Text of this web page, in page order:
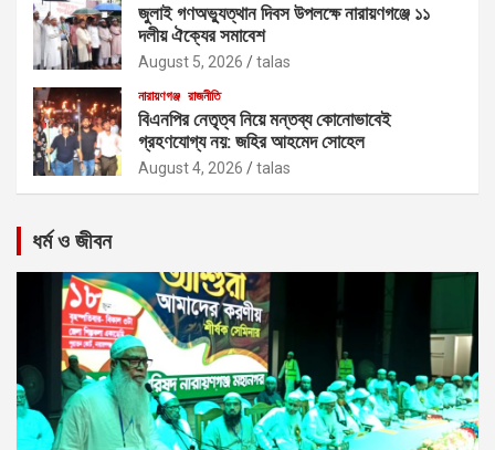
জুলাই গণঅভ্যুত্থান দিবস উপলক্ষে নারায়ণগঞ্জে ১১
দলীয় ঐক্যের সমাবেশ
August 5, 2026 talas
নারায়ণগঞ্জ রাজনীতি
বিএনপির নেতৃত্ব নিয়ে মন্তব্য কোনোভাবেই
গ্রহণযোগ্য নয়: জহির আহমেদ সোহেল
August 4, 2026 talas
ধর্ম ও জীবন